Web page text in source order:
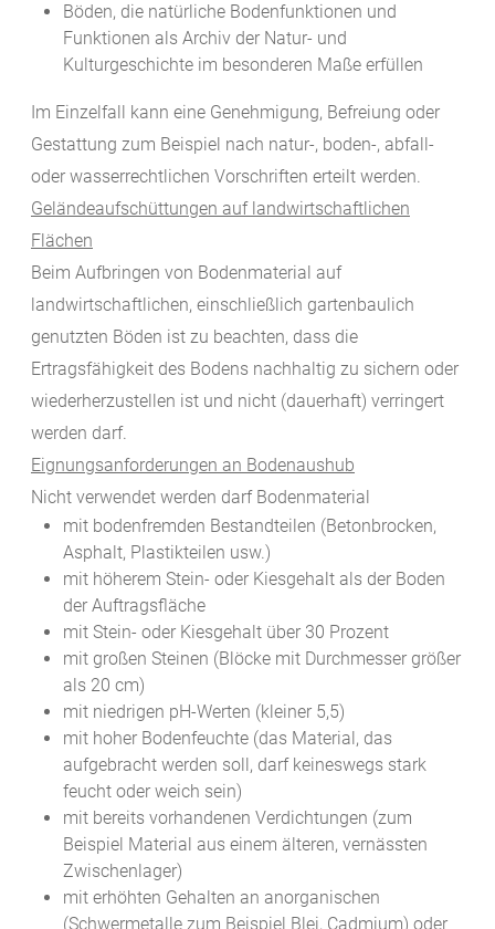
Böden, die natürliche Bodenfunktionen und
Funktionen als Archiv der Natur- und
Kulturgeschichte im besonderen Maße erfüllen
Im Einzelfall kann eine Genehmigung, Befreiung oder
Gestattung zum Beispiel nach natur-, boden-, abfall-
oder wasserrechtlichen Vorschriften erteilt werden.
Geländeaufschüttungen auf landwirtschaftlichen
Flächen
Beim Aufbringen von Bodenmaterial auf
landwirtschaftlichen, einschließlich gartenbaulich
genutzten Böden ist zu beachten, dass die
Ertragsfähigkeit des Bodens nachhaltig zu sichern oder
wiederherzustellen ist und nicht (dauerhaft) verringert
werden darf.
Eignungsanforderungen an Bodenaushub
Nicht verwendet werden darf Bodenmaterial
mit bodenfremden Bestandteilen (Betonbrocken,
Asphalt, Plastikteilen usw.)
mit höherem Stein- oder Kiesgehalt als der Boden
der Auftragsfläche
mit Stein- oder Kiesgehalt über 30 Prozent
mit großen Steinen (Blöcke mit Durchmesser größer
als 20 cm)
mit niedrigen pH-Werten (kleiner 5,5)
mit hoher Bodenfeuchte (das Material, das
aufgebracht werden soll, darf keineswegs stark
feucht oder weich sein)
mit bereits vorhandenen Verdichtungen (zum
Beispiel Material aus einem älteren, vernässten
Zwischenlager)
mit erhöhten Gehalten an anorganischen
(Schwermetalle zum Beispiel Blei, Cadmium) oder